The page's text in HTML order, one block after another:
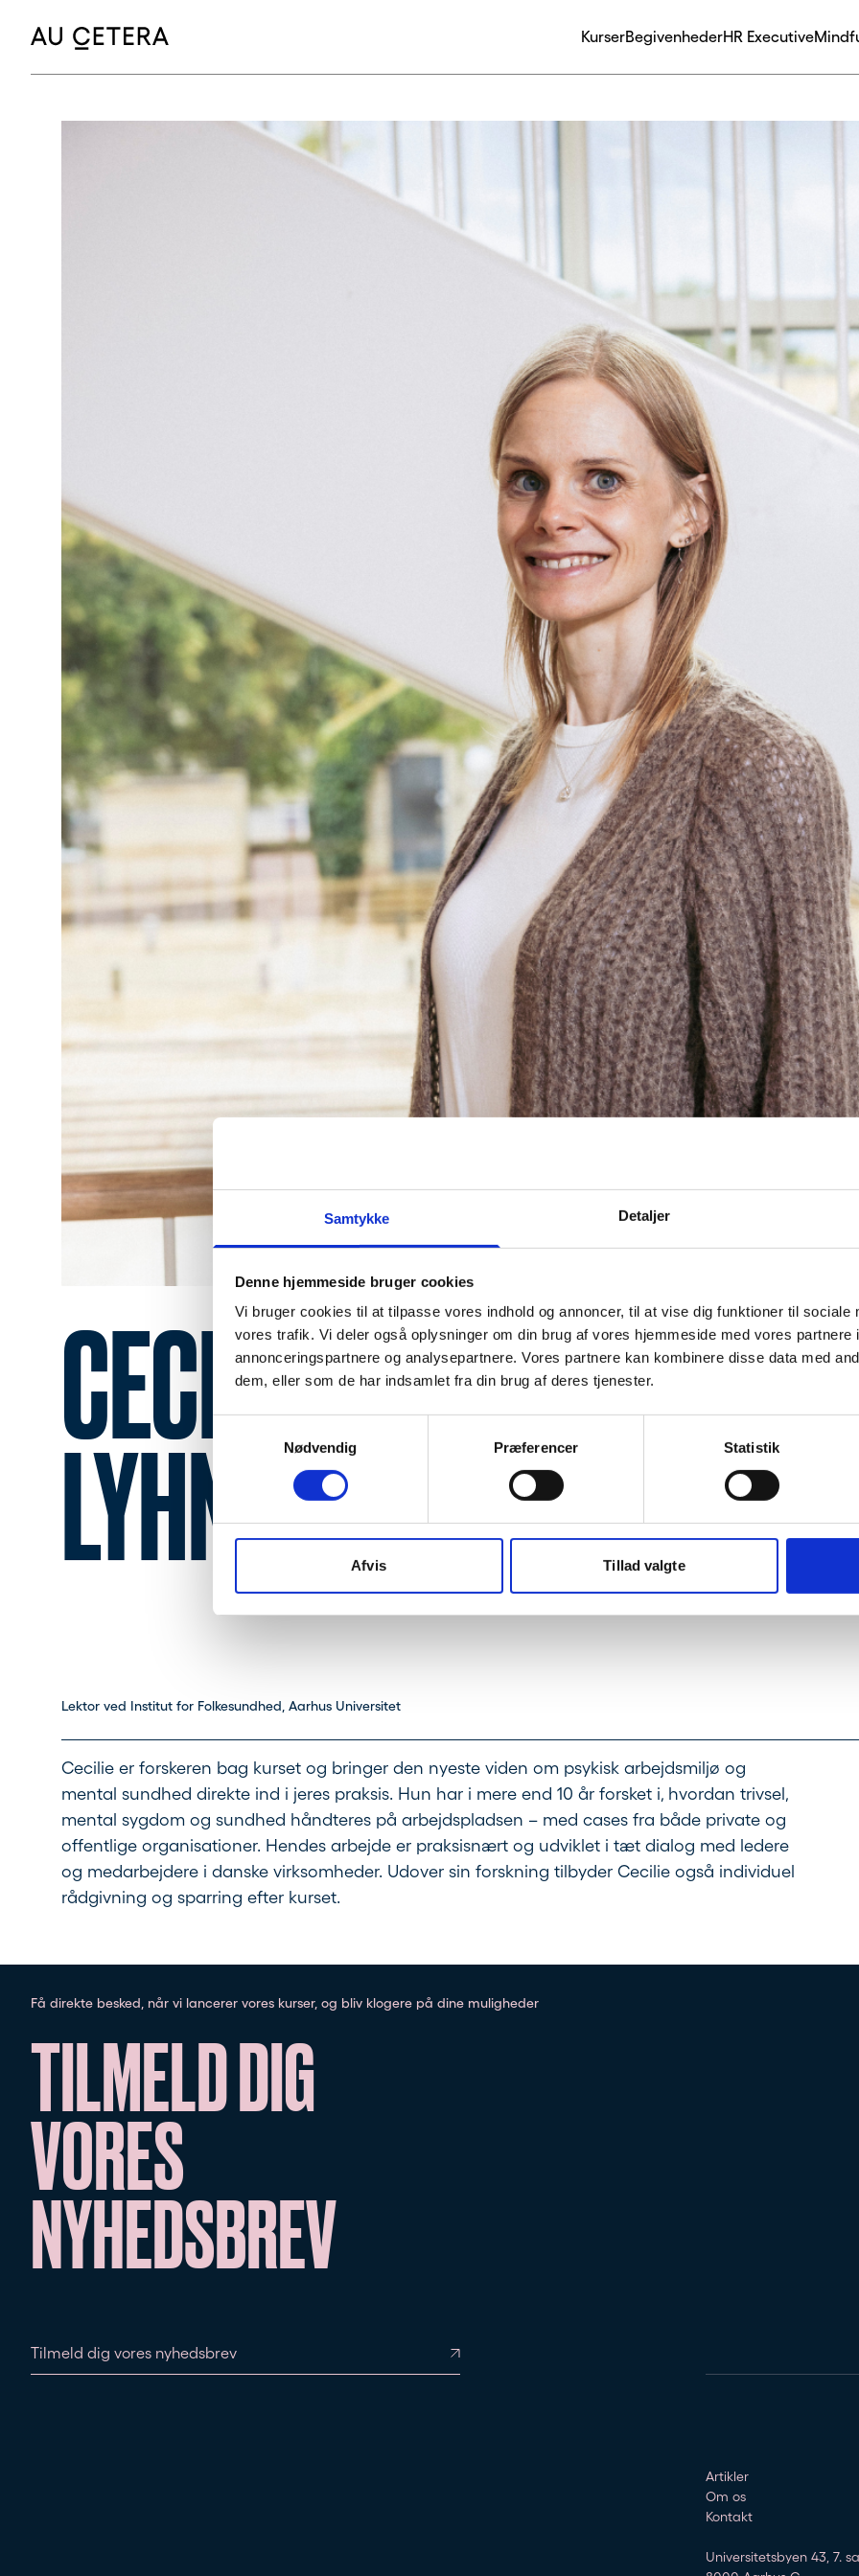
Samtykke Detaljer
Denne hjemmeside bruger cookies
Vi bruger cookies til at tilpasse vores indhold og annoncer, til at vise dig funktioner til sociale
vores trafik. Vi deler også oplysninger om din brug af vores hjemmeside med vores partnere
annonceringspartnere og analysepartnere. Vores partnere kan kombinere disse data med
dem, eller som de har indsamlet fra din brug af deres tjenester.
Nødvendig
Præferencer Statistik
Afvis Tillad valgte
KurserBegivenhederHR Executive
CECILIE NØRBY
LYHNE
Lektor ved Institut for Folkesundhed, Aarhus Universitet
Cecilie er forskeren bag kurset og bringer den nyeste viden om psykisk arbejdsmiljø og
mental sundhed direkte ind i jeres praksis. Hun har i mere end 10 år forsket i, hvordan trivsel,
mental sygdom og sundhed håndteres på arbejdspladsen – med cases fra både private og
offentlige organisationer. Hendes arbejde er praksisnært og udviklet i tæt dialog med ledere
og medarbejdere i danske virksomheder. Udover sin forskning tilbyder Cecilie også individuel
rådgivning og sparring efter kurset.
Få direkte besked, når vi lancerer vores kurser, og bliv klogere på dine muligheder
TILMELD DIG
VORES
NYHEDSBREV
Tilmeld dig vores nyhedsbrev
Artikler
Om os
Kontakt
Universitetsbyen 43, 7.